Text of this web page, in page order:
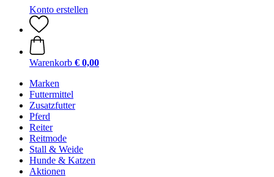
Konto erstellen
Warenkorb € 0,00
Marken
Futtermittel
Zusatzfutter
Pferd
Reiter
Reitmode
Stall & Weide
Hunde & Katzen
Aktionen